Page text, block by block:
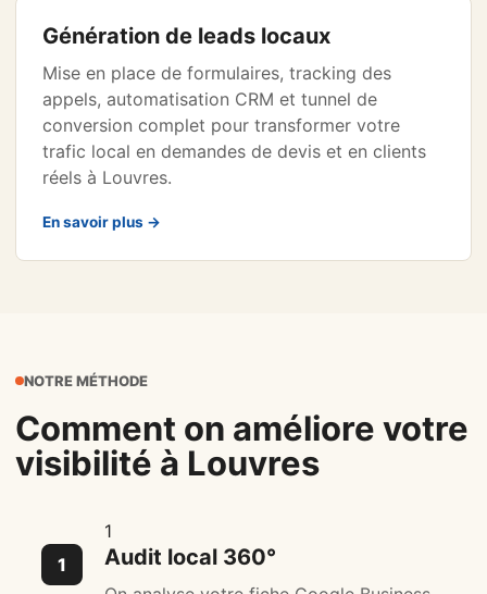
Génération de leads locaux
Mise en place de formulaires, tracking des
appels, automatisation CRM et tunnel de
conversion complet pour transformer votre
trafic local en demandes de devis et en clients
réels à Louvres.
En savoir plus →
NOTRE MÉTHODE
Comment on améliore votre
visibilité à Louvres
1
Audit local 360°